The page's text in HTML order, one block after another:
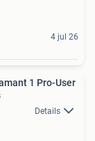
4 jul 26
1 Pro-User
Details